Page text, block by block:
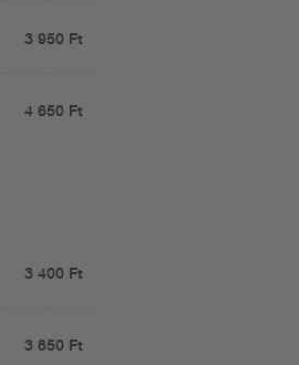
3 950 Ft
4 650 Ft
3 400 Ft
3 850 Ft